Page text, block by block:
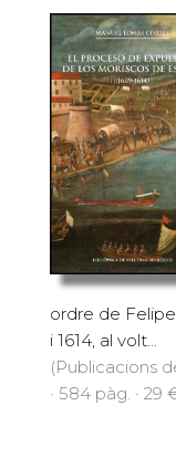
ordre de
i 1614, al volt...
(Publicacions
· 584 pàg. · 29